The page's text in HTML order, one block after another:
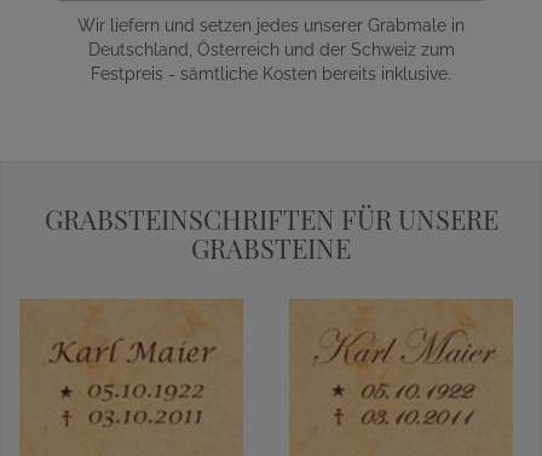
Wir liefern und setzen jedes unserer Grabmale in
Deutschland, Österreich und der Schweiz zum
Festpreis - sämtliche Kosten bereits inklusive.
GRABSTEINSCHRIFTEN FÜR UNSERE
GRABSTEINE